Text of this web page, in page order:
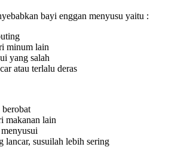
bayi enggan menyusu yaitu :
minum lain
yang salah
atau terlalu deras
makanan lain
lancar, susuilah lebih sering